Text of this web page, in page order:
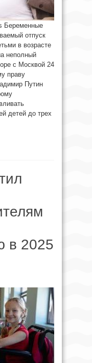
Беременные
отпуск
в возрасте
неполный
с Москвой 24
праву
Путин
детей до трех
в 2025